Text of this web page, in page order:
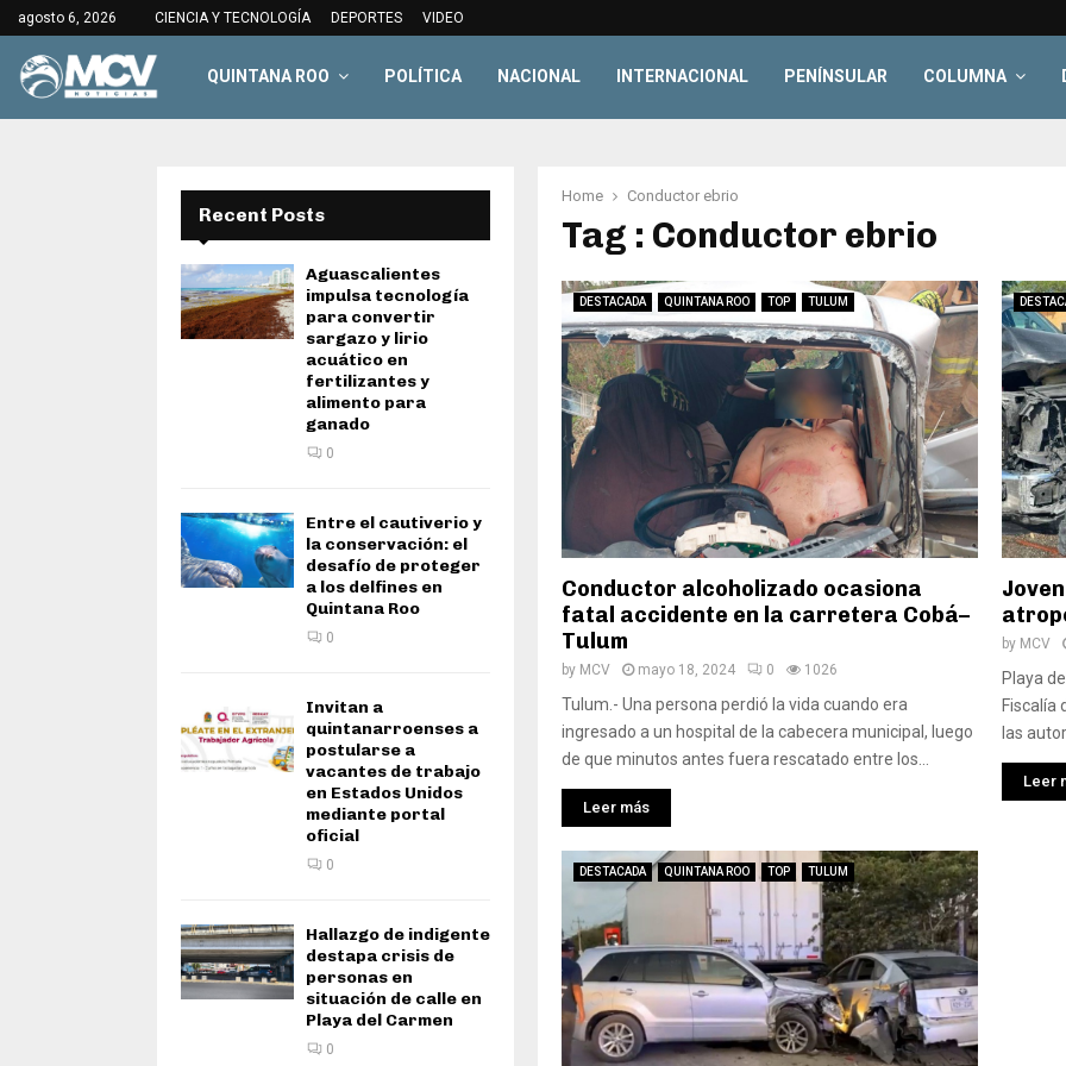
agosto 6, 2026 CIENCIA Y TECNOLOGÍA DEPORTES VIDEO
QUINTANA ROO POLÍTICA NACIONAL INTERNACIONAL PENÍNSULAR COLUMNA
Home Conductor ebrio
Tag : Conductor ebrio
DESTACADA QUINTANA ROO TOP TULUM
Conductor alcoholizado ocasiona
fatal accidente en la carretera Cobá–
Tulum
by MCV mayo 18, 2024 0 1026
Tulum.- Una persona perdió la vida cuando era
ingresado a un hospital de la cabecera municipal, luego
de que minutos antes fuera rescatado entre los...
Leer más
by MCV
Playa
Fiscalía
las
Leer
DESTACADA QUINTANA ROO TOP TULUM
Recent Posts
Aguascalientes
impulsa tecnología
para convertir
sargazo y lirio
acuático en
fertilizantes y
alimento para
ganado
0
Entre el cautiverio y
la conservación: el
desafío de proteger
a los delfines en
Quintana Roo
0
Invitan a
quintanarroenses a
postularse a
vacantes de trabajo
en Estados Unidos
mediante portal
oficial
0
Hallazgo de indigente
destapa crisis de
personas en
situación de calle en
Playa del Carmen
0